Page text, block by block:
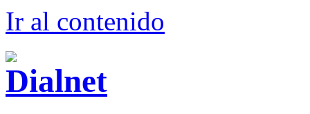
Ir al contenido